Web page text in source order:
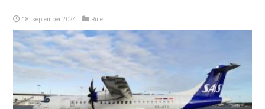
18. september 2024 Ruter